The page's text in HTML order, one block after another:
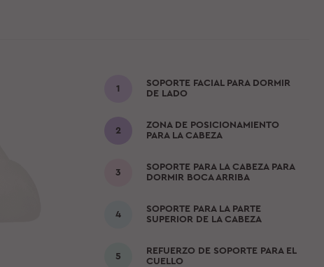
SOPORTE FACIAL PARA DORMIR
DE LADO
ZONA DE POSICIONAMIENTO
PARA LA CABEZA
SOPORTE PARA LA CABEZA PARA
DORMIR BOCA ARRIBA
SOPORTE PARA LA PARTE
SUPERIOR DE LA CABEZA
REFUERZO DE SOPORTE PARA EL
CUELLO